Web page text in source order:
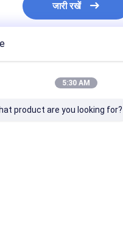
जारी रखें
5:30 AM
product are you looking for?